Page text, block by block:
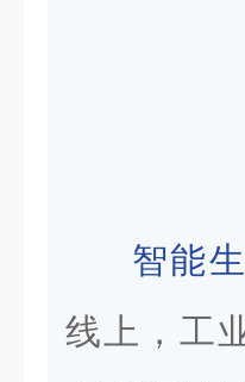
智能
线上， 工